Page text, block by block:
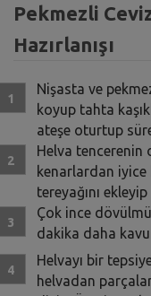
Pekmezli
Hazırlanışı
Nişasta ve
koyup tahta
ateşe oturtup
Helva tencerenin
kenarlardan
tereyağını
Çok ince
dakika daha
Helvayı bir
helvadan